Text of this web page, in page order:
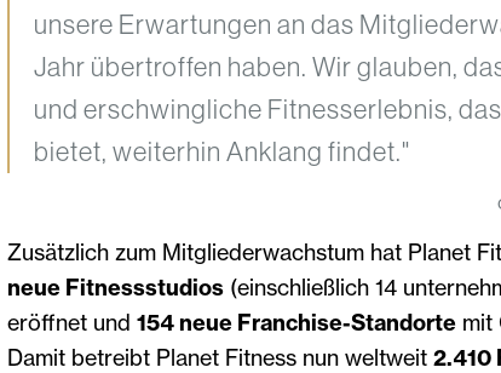
unsere Erwartungen an das
Jahr übertroffen haben. Wir glauben,
und erschwingliche Fitnesserlebnis,
bietet, weiterhin Anklang findet."
Zusätzlich zum Mitgliederwachstum hat Planet
neue Fitnessstudios(einschließlich 14
eröffnet und 154 neue Franchise-Standortemit
Damit betreibt Planet Fitness nun weltweit 2.410